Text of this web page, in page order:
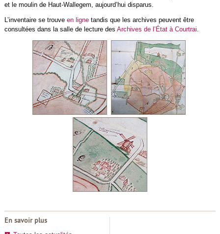
et le moulin de Haut-Wallegem, aujourd’hui disparus.
L’inventaire se trouve en ligne tandis que les archives peuvent être
consultées dans la salle de lecture des Archives de l’État à Courtrai.
En savoir plus